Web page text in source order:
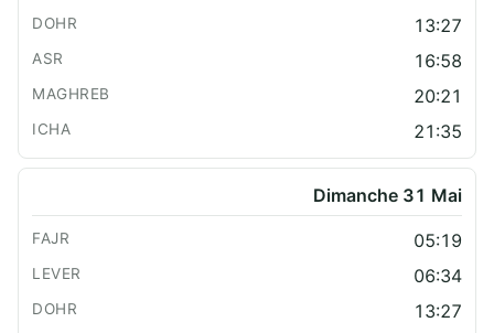
13:27
16:58
20:21
21:35
Dimanche 31 Mai
05:19
06:34
13:27